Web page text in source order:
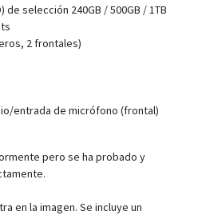
de selección 240GB / 500GB / 1TB
2 frontales)
entrada de micrófono (frontal)
pero se ha probado y
en la imagen. Se incluye un